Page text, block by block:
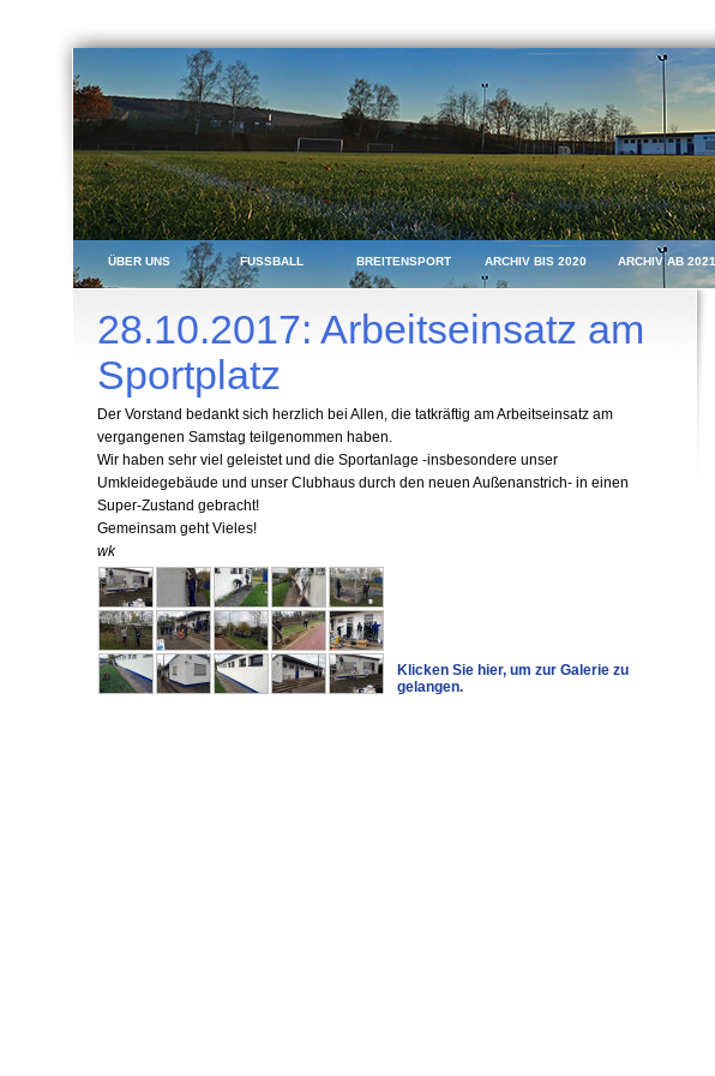
ÜBER UNS FUSSBALL BREITENSPORT ARCHIV BIS 2020 ARCHIV AB 2021
28.10.2017: Arbeitseinsatz am
Sportplatz
Der Vorstand bedankt sich herzlich bei Allen, die tatkräftig am Arbeitseinsatz am
vergangenen Samstag teilgenommen haben.
Wir haben sehr viel geleistet und die Sportanlage -insbesondere unser
Umkleidegebäude und unser Clubhaus durch den neuen Außenanstrich- in einen
Super-Zustand gebracht!
Gemeinsam geht Vieles!
wk
Klicken Sie hier, um zur Galerie zu
gelangen.